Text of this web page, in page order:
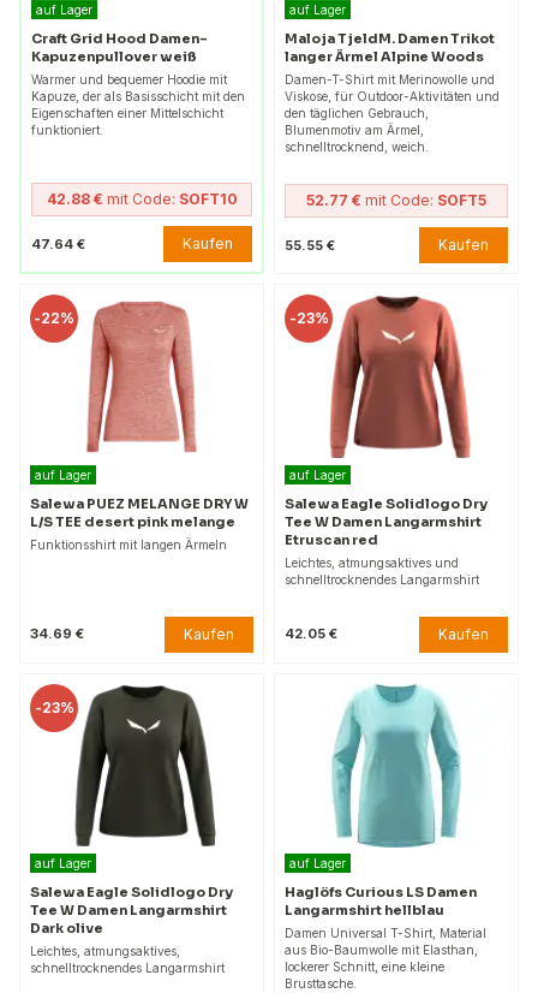
auf Lager
Craft Grid Hood Damen-
Kapuzenpullover weiß
Warmer und bequemer Hoodie mit
Kapuze, der als Basisschicht mit den
Eigenschaften einer Mittelschicht
funktioniert.
42.88 € mit Code: SOFT10
47.64 € Kaufen
auf Lager
Maloja TjeldM. Damen Trikot
langer Ärmel Alpine Woods
Damen-T-Shirt mit Merinowolle und
Viskose, für Outdoor-Aktivitäten und
den täglichen Gebrauch,
Blumenmotiv am Ärmel,
schnelltrocknend, weich.
52.77 € mit Code: SOFT5
55.55 € Kaufen
-22%
auf Lager
Salewa PUEZ MELANGE DRY W
L/S TEE desert pink melange
Funktionsshirt mit langen Ärmeln
34.69 € Kaufen
-23%
auf Lager
Salewa Eagle Solidlogo Dry
Tee W Damen Langarmshirt
Etruscan red
Leichtes, atmungsaktives und
schnelltrocknendes Langarmshirt
42.05 € Kaufen
-23%
auf Lager
Salewa Eagle Solidlogo Dry
Tee W Damen Langarmshirt
Dark olive
Leichtes, atmungsaktives,
schnelltrocknendes Langarmshirt
auf Lager
Haglöfs Curious LS Damen
Langarmshirt hellblau
Damen Universal T-Shirt, Material
aus Bio-Baumwolle mit Elasthan,
lockerer Schnitt, eine kleine
Brusttasche.